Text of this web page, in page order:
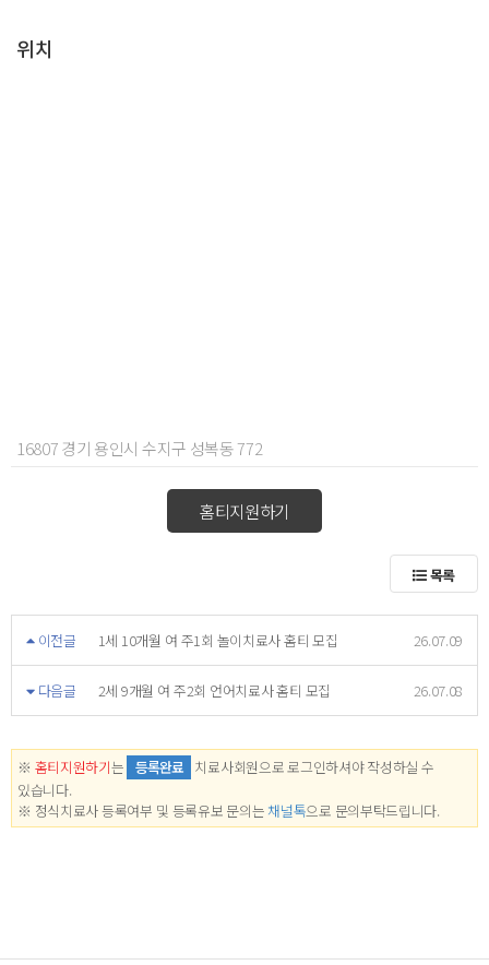
위치
16807 경기 용인시 수지구 성복동 772
홈티지원하기
목록
이전글 1세 10개월 여 주1회 놀이치료사 홈티 모집 26.07.09
다음글 2세 9개월 여 주2회 언어치료사 홈티 모집 26.07.08
※ 홈티지원하기는 등록완료 치료사회원으로 로그인하셔야 작성하실 수
있습니다.
※ 정식치료사 등록여부 및 등록유보 문의는 채널톡으로 문의부탁드립니다.